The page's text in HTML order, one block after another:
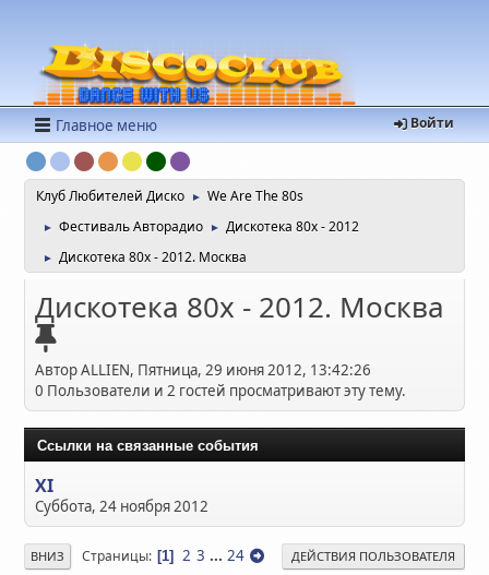
Войти
Главное меню
Клуб Любителей Диско ► We Are The 80s
► Фестиваль Авторадио ► Дискотека 80х - 2012
► Дискотека 80х - 2012. Москва
Дискотека 80х - 2012. Москва
Автор ALLIEN, Пятница, 29 июня 2012, 13:42:26
0 Пользователи и 2 гостей просматривают эту тему.
Ссылки на связанные события
XI
Суббота, 24 ноября 2012
ВНИЗ Страницы 1 2 3 ... 24 ДЕЙСТВИЯ ПОЛЬЗОВАТЕЛЯ